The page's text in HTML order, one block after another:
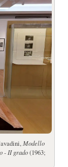
Modello
- II grado(1963;